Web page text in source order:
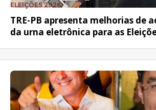
ELEIÇÕES 2026
TRE-PB apresenta melhorias de
da urna eletrônica para as